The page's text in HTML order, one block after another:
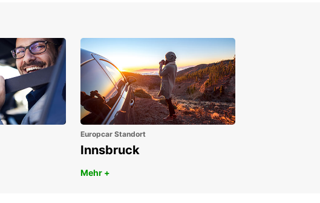
Europcar Standort
Innsbruck
Mehr +